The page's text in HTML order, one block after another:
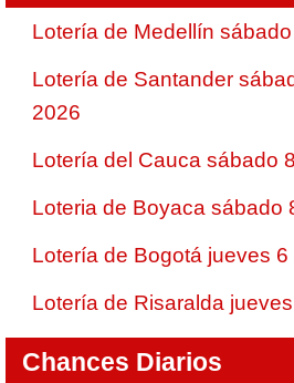
Lotería de Medellín
Lotería de Santander
2026
Lotería del Cauca sábado
Loteria de Boyaca sábado
Lotería de Bogotá jueves
Lotería de Risaralda
Chances Diarios